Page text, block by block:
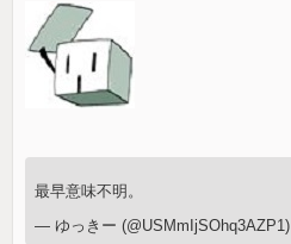
最早意味不明。
— ゆっきー (@USMmIjSOhq3AZP1)